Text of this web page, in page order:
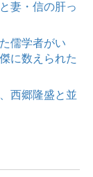
妻・信の肝っ
儒学者がい
に数えられた
西郷隆盛と並